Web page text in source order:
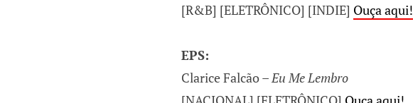
[R&B] [ELETRÔNICO] [INDIE] Ouça aqui!
EPS:
Clarice Falcão –Eu Me Lembro